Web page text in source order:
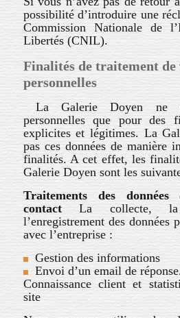
possibilité d’introduire une
Commission Nationale de
Libertés (CNIL).
Finalités de traitement de
personnelles
La Galerie Doyen ne
personnelles que pour des
explicites et légitimes. La
pas ces données de manière
finalités. A cet effet, les
Galerie Doyen sont les
Traitements des
contact
La collecte, la
l’enregistrement des données
avec l’entreprise :
Gestion des informations
Envoi d’un email de
Connaissance client et
site